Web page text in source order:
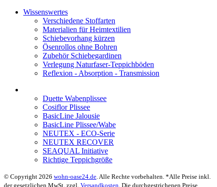
Wissenswertes
Verschiedene Stoffarten
Materialien für Heimtextilien
Schiebevorhang kürzen
Ösenrollos ohne Bohren
Zubehör Schiebegardinen
Verlegung Naturfaser-Teppichböden
Reflexion - Absorption - Transmission
Duette Wabenplissee
Cosiflor Plissee
BasicLine Jalousie
BasicLine Plissee/Wabe
NEUTEX - ECO-Serie
NEUTEX RECOVER
SEAQUAL Initiative
Richtige Teppichgröße
© Copyright 2026 wohn-oase24.de . Alle Rechte vorbehalten. *Alle Preise inkl.
der gesetzlichen MwSt. zzgl. Versandkosten . Die durchgestrichenen Preise